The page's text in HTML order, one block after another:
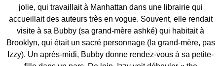
jolie, qui travaillait à Manhattan dans une librairie qui
accueillait des auteurs très en vogue. Souvent, elle rendait
visite à sa Bubby (sa grand-mère ashké) qui habitait à
Brooklyn, qui était un sacré personnage (la grand-mère, pas
Izzy). Un après-midi, Bubby donne rendez-vous à sa petite-